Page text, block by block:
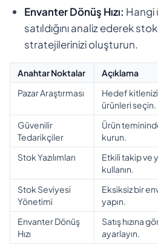
Envanter Dönüş Hızı: Hangi
satıldığını analiz ederek
stratejilerinizi oluşturun.
Anahtar Noktalar
Açıklama
Pazar Araştırması
Hedef
ürünleri seçin.
Güvenilir
Tedarikçiler
Ürün
kurun.
Stok Yazılımları
Etkili takip ve
kullanın.
Stok Seviyesi
Yönetimi
Eksiksiz bir
yapın.
Envanter Dönüş
Hızı
Satış hızına
ayarlayın.